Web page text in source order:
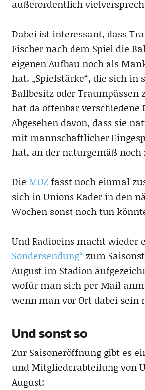
außerordentlich
Dabei ist interessant, dass
Fischer nach dem Spiel die
eigenen Aufbau noch als
hat. „Spielstärke“, die sich in
Ballbesitz oder Traumpässen
hat da offenbar verschiedene
Abgesehen davon, dass sie
mit mannschaftlicher
hat, an der naturgemäß noch
Die MOZfasst noch einmal
sich in Unions Kader in den
Wochen sonst noch tun
Und Radioeins macht wieder
Sondersendung“ zum
August im Stadion
wofür man sich per Mail
wenn man vor Ort dabei sein
Und sonst so
Zur Saisoneröffnung gibt es
und Mitgliederabteilung von
August: